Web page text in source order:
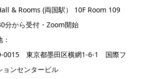
& Rooms (両国駅） 10F Room 109
分から受付・Zoom開始
0015 東京都墨田区横網1-6-1 国際フ
ョンセンタービル